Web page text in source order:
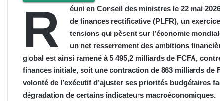
R
éuni en Conseil des ministres le 22 mai
de finances rectificative (PLFR), un
tensions qui pèsent sur l’économie
un net resserrement des ambitions
global est ainsi ramené à 5 495,2 milliards de FCFA,
finances initiale, soit une contraction de 863 milliards de
volonté de l’exécutif d’ajuster ses priorités budgétaires
dégradation de certains indicateurs macroéconomiques.